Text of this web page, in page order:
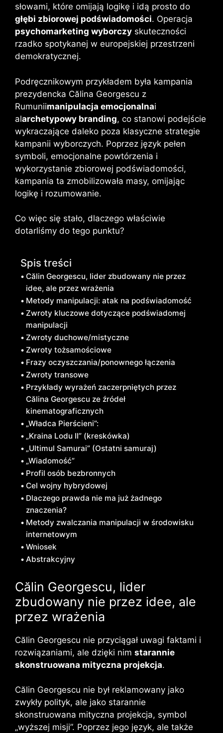
słowami, które omijają logikę i idą prosto do
głębi zbiorowej podświadomości. Operacja
psychomarketing wyborczy skuteczności
rzadko spotykanej w europejskiej przestrzeni
demokratycznej.
Podręcznikowym przykładem była kampania
prezydencka Călina Georgescu z
Rumuniimanipulacja emocjonalnai
alarchetypowy branding, co stanowi podejście
wykraczające daleko poza klasyczne strategie
kampanii wyborczych. Poprzez język pełen
symboli, emocjonalne powtórzenia i
wykorzystanie zbiorowej podświadomości,
kampania ta zmobilizowała masy, omijając
logikę i rozumowanie.
Co więc się stało, dlaczego właściwie
dotarliśmy do tego punktu?
Spis treści
Călin Georgescu, lider zbudowany nie przez
idee, ale przez wrażenia
Metody manipulacji: atak na podświadomość
Zwroty kluczowe dotyczące podświadomej
manipulacji
Zwroty duchowe/mistyczne
Zwroty tożsamościowe
Frazy oczyszczania/ponownego łączenia
Zwroty transowe
Przykłady wyrażeń zaczerpniętych przez
Călina Georgescu ze źródeł
kinematograficznych
„Władca Pierścieni”:
„Kraina Lodu II” (kreskówka)
„Ultimul Samurai” (Ostatni samuraj)
„Wiadomość”
Profil osób bezbronnych
Cel wojny hybrydowej
Dlaczego prawda nie ma już żadnego
znaczenia?
Metody zwalczania manipulacji w środowisku
internetowym
Wniosek
Abstrakcyjny
Călin Georgescu, lider
zbudowany nie przez idee, ale
przez wrażenia
Călin Georgescu nie przyciągał uwagi faktami i
rozwiązaniami, ale dzięki nim starannie
skonstruowana mityczna projekcja.
Călin Georgescu nie był reklamowany jako
zwykły polityk, ale jako starannie
skonstruowana mityczna projekcja, symbol
„wyższej misji”. Poprzez jego język, ale także